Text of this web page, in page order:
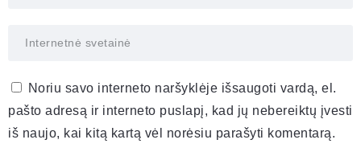
Noriu savo interneto naršyklėje išsaugoti vardą, el.
pašto adresą ir interneto puslapį, kad jų nebereiktų įvesti
iš naujo, kai kitą kartą vėl norėsiu parašyti komentarą.